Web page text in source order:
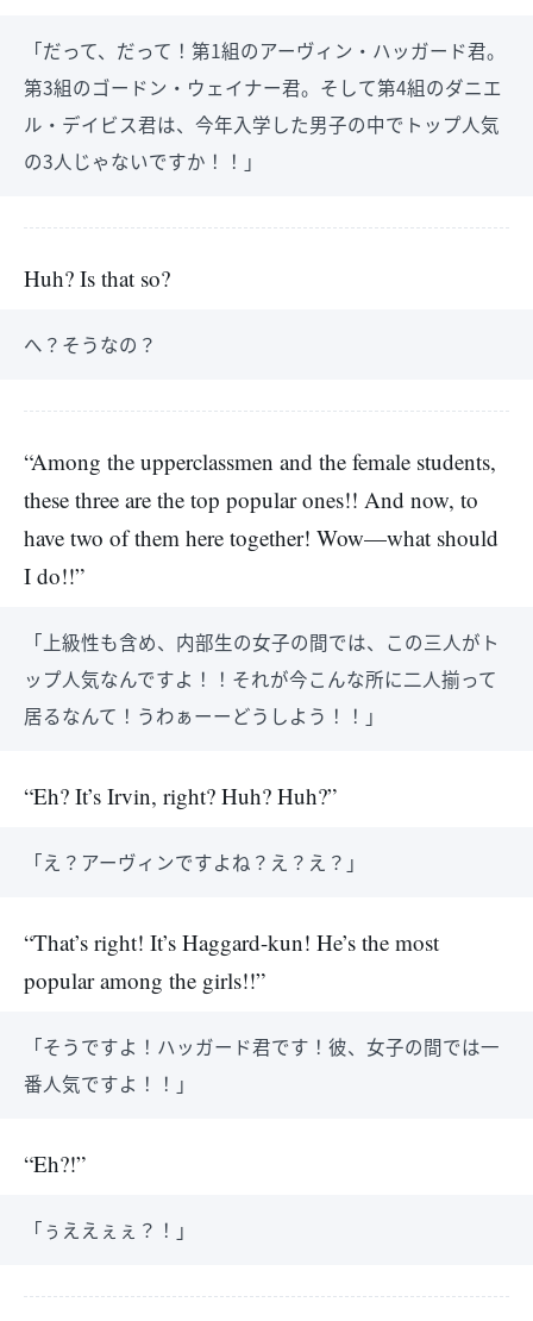
「だって、だって！第1組のアーヴィン・ハッガード君。
第3組のゴードン・ウェイナー君。そして第4組のダニエ
ル・デイビス君は、今年入学した男子の中でトップ人気
の3人じゃないですか！！」
Huh? Is that so?
へ？そうなの？
“Among the upperclassmen and the female students,
these three are the top popular ones!! And now, to
have two of them here together! Wow—what should
I do!!”
「上級性も含め、内部生の女子の間では、この三人がト
ップ人気なんですよ！！それが今こんな所に二人揃って
居るなんて！うわぁーーどうしよう！！」
“Eh? It’s Irvin, right? Huh? Huh?”
「え？アーヴィンですよね？え？え？」
“That’s right! It’s Haggard-kun! He’s the most
popular among the girls!!”
「そうですよ！ハッガード君です！彼、女子の間では一
番人気ですよ！！」
“Eh?!”
「ぅええぇぇ？！」